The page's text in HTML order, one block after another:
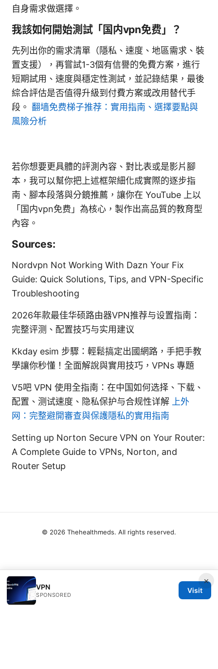
自身需求做選擇。
我該如何開始測試「国内vpn免费」？
先列出你的需求清單（隱私、速度、地區需求、裝
置支援），再嘗試1-3個有信譽的免費方案，進行
短期試用、速度與穩定性測試，並記錄結果，最後
綜合評估是否值得升級到付費方案或改用替代手
段。 翻墙免费梯子推荐：實用指南、選擇要點與
風險分析
若你想要更具體的評測內容、對比表或是影片腳
本，我可以幫你把上述框架細化成實際的逐步指
南、腳本段落與分鏡推薦，讓你在 YouTube 上以
「国内vpn免费」為核心，製作出高品質的教育型
內容。
Sources:
Nordvpn Not Working With Dazn Your Fix
Guide: Quick Solutions, Tips, and VPN-Specific
Troubleshooting
2026年款最佳华硕路由器VPN推荐与设置指南：
完整评测、配置技巧与实用建议
Kkday esim 步驟：輕鬆搞定出國網路，手把手教
學讓你秒懂！全面解說與實用技巧，VPNs 專題
V5吧 VPN 使用全指南：在中国如何选择、下载、
配置、测试速度、隐私保护与合规性详解
上外
网：完整避開審查與保護隱私的實用指南
Setting up Norton Secure VPN on Your Router:
A Complete Guide to VPNs, Norton, and
Router Setup
×
VPN
SPONSORED
Visit
© 2026 Thehealthmeds. All rights reserved.